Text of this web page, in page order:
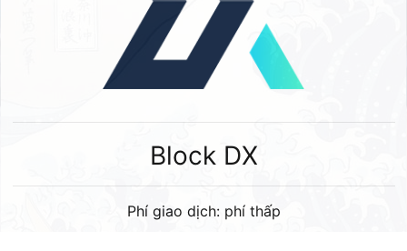
Block DX
Phí giao dịch: phí thấp